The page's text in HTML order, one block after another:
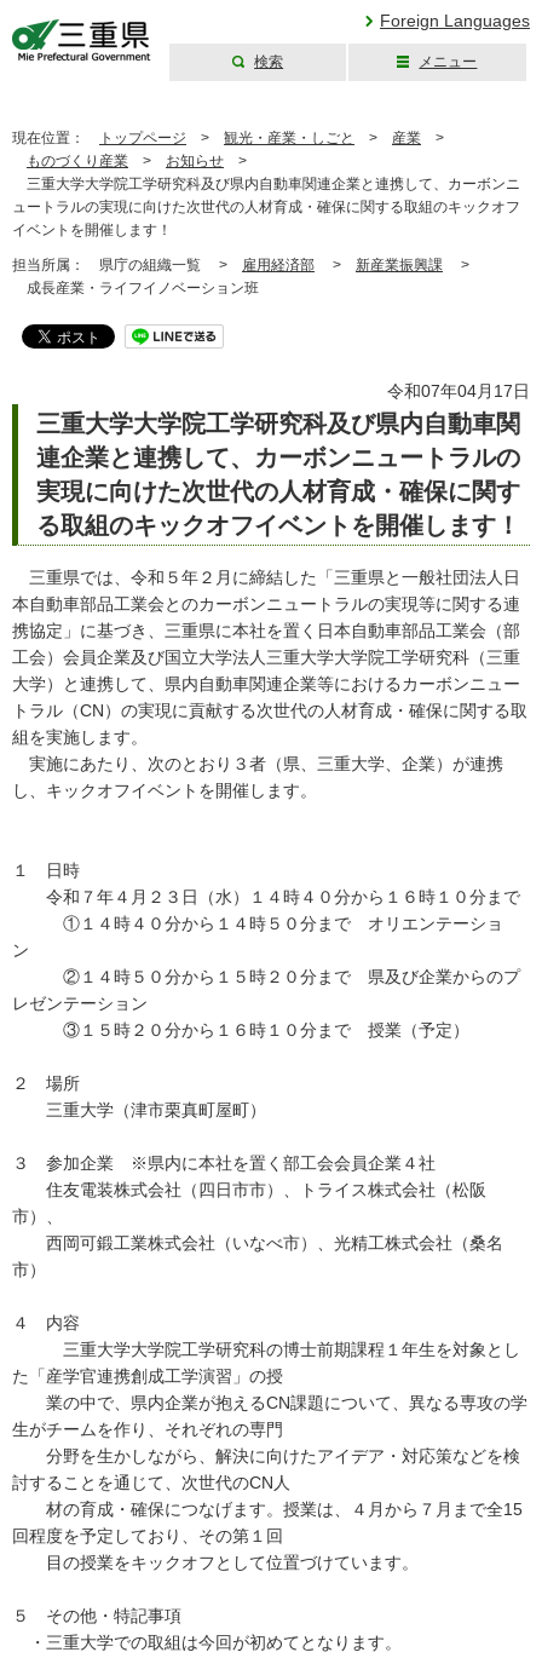
Foreign Languages
検索 メニュー
現在位置： トップページ > 観光・産業・しごと > 産業 >
ものづくり産業 > お知らせ >
三重大学大学院工学研究科及び県内自動車関連企業と連携して、カーボンニ
ュートラルの実現に向けた次世代の人材育成・確保に関する取組のキックオフ
イベントを開催します！
担当所属： 県庁の組織一覧 > 雇用経済部 > 新産業振興課 >
成長産業・ライフイノベーション班
令和07年04月17日
三重大学大学院工学研究科及び県内自動車関
連企業と連携して、カーボンニュートラルの
実現に向けた次世代の人材育成・確保に関す
る取組のキックオフイベントを開催します！
三重県では、令和５年２月に締結した「三重県と一般社団法人日
本自動車部品工業会とのカーボンニュートラルの実現等に関する連
携協定」に基づき、三重県に本社を置く日本自動車部品工業会（部
工会）会員企業及び国立大学法人三重大学大学院工学研究科（三重
大学）と連携して、県内自動車関連企業等におけるカーボンニュー
トラル（CN）の実現に貢献する次世代の人材育成・確保に関する取
組を実施します。
実施にあたり、次のとおり３者（県、三重大学、企業）が連携
し、キックオフイベントを開催します。
１ 日時
令和７年４月２３日（水）１４時４０分から１６時１０分まで
①１４時４０分から１４時５０分まで オリエンテーショ
ン
②１４時５０分から１５時２０分まで 県及び企業からのプ
レゼンテーション
③１５時２０分から１６時１０分まで 授業（予定）
２ 場所
三重大学（津市栗真町屋町）
３ 参加企業 ※県内に本社を置く部工会会員企業４社
住友電装株式会社（四日市市）、トライス株式会社（松阪
市）、
西岡可鍛工業株式会社（いなべ市）、光精工株式会社（桑名
市）
４ 内容
三重大学大学院工学研究科の博士前期課程１年生を対象とし
た「産学官連携創成工学演習」の授
業の中で、県内企業が抱えるCN課題について、異なる専攻の学
生がチームを作り、それぞれの専門
分野を生かしながら、解決に向けたアイデア・対応策などを検
討することを通じて、次世代のCN人
材の育成・確保につなげます。授業は、４月から７月まで全15
回程度を予定しており、その第１回
目の授業をキックオフとして位置づけています。
５ その他・特記事項
・三重大学での取組は今回が初めてとなります。